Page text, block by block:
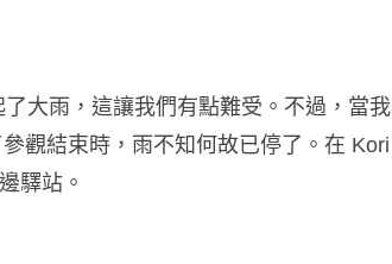
大雨，這讓我們有點難受。不過，當我
觀結束時，雨不知何故已停了。在 Kori
驛站。